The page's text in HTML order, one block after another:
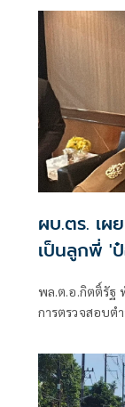
อาแว อดีตผู้ช่ว
ผบ.ตร. เผ
เป็นลูกพี่ '
ตั้งแต่ปี 57
พล.ต.อ.กิตติ์รัฐ
การตรวจสอบต
มาระบุว่า นายป๋